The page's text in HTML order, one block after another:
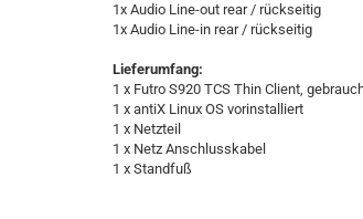
1x Audio Line-out rear / rückseitig
1x Audio Line-in rear / rückseitig
Lieferumfang:
1 x Futro S920 TCS Thin Client,
1 x antiX Linux OS vorinstalliert
1 x Netzteil
1 x Netz Anschlusskabel
1 x Standfuß